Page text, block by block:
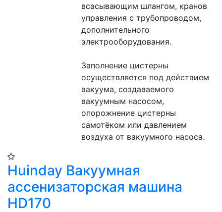
всасывающим шлангом, кранов
управления с трубопроводом,
дополнительного
электрооборудования.
Заполнение цистерны
осуществляется под действием
вакуума, создаваемого
вакуумным насосом,
опорожнение цистерны
самотёком или давлением
воздуха от вакуумного насоса.
Huinday Вакуумная
ассенизаторская машина
HD170